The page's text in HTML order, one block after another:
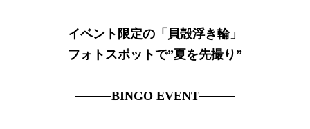
イベント限定の「貝殻浮き輪」
フォトスポットで”夏を先撮り”
────BINGO EVENT────